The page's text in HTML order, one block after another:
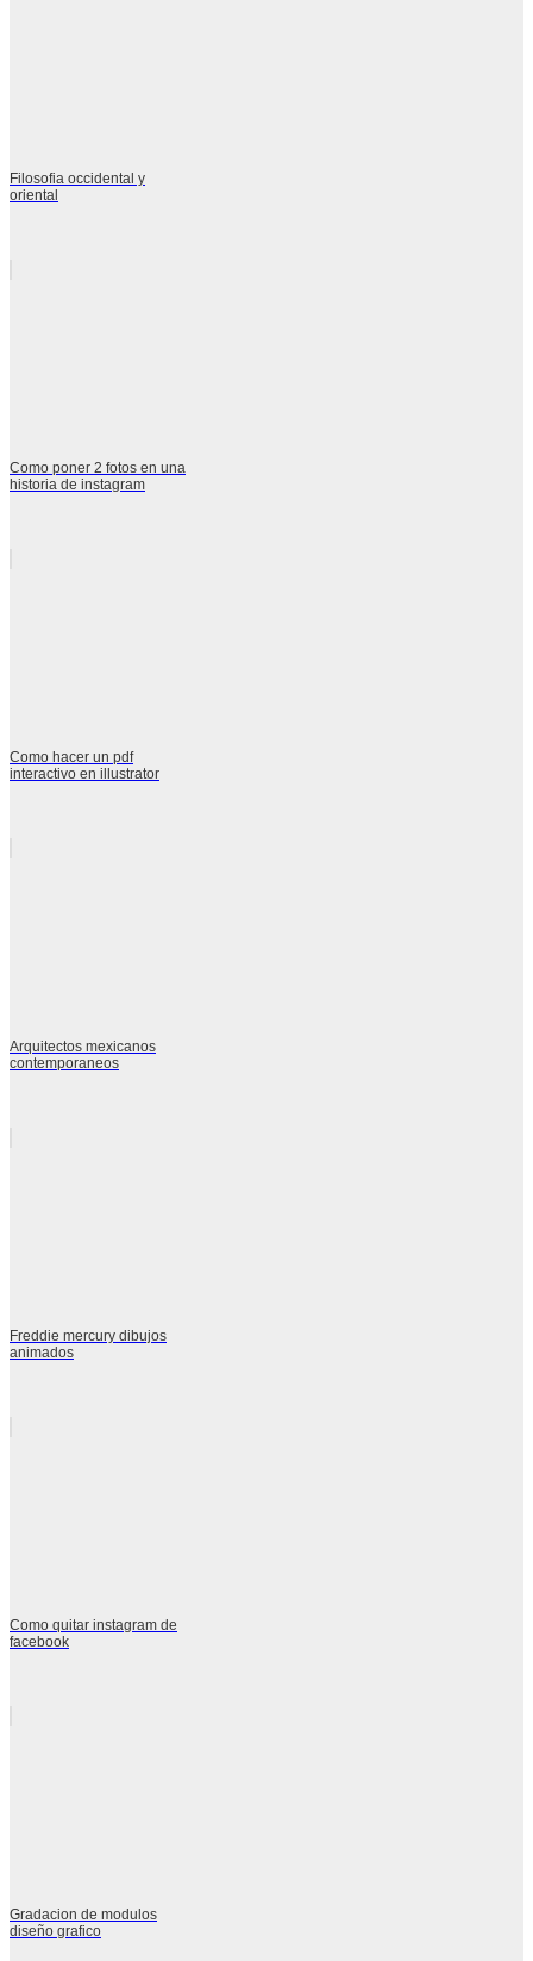
Filosofia occidental y
oriental
Como poner 2 fotos en una
historia de instagram
Como hacer un pdf
interactivo en illustrator
Arquitectos mexicanos
contemporaneos
Freddie mercury dibujos
animados
Como quitar instagram de
facebook
Gradacion de modulos
diseño grafico